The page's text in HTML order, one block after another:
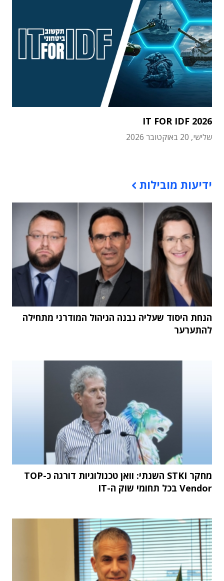
IT FOR IDF 2026
שלישי, 20 באוקטובר 2026
ידיעות מובילות
הנחת היסוד שעליה נבנה הניהול המודרני מתחילה
להתערער
מחקר STKI השנתי: וואן טכנולוגיות דורגה כ-TOP
Vendor בכל תחומי שוק ה-IT